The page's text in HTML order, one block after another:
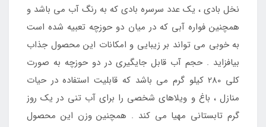
نخل بادی ، یک عدد سرسره بادی که به رنگ آب می باشد و
همچنین فواره آبی که در میان دو حوزچه تعبیه شده است
به خوبی می تواند بر زیبایی و امکانات این محصول جذاب
بیافزاید . حجم آب قابل جایگیری در دو حوزچه به صورت
کلی 280 کیلو گرم می باشد که قابلیت استفاده در حیات
منازل ، باغ و ویلاهای شخصی را برای آب تنی در یک روز
گرم تابستانی مهیا می کند . همچنین وزن این محصول